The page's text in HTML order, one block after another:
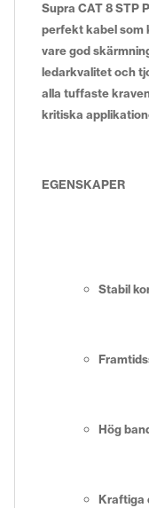
Supra CAT 8 STP
perfekt kabel som
vare god
ledarkvalitet och
alla tuffaste
kritiska
EGENSKAPER
Stabil
Hög
Kraftiga